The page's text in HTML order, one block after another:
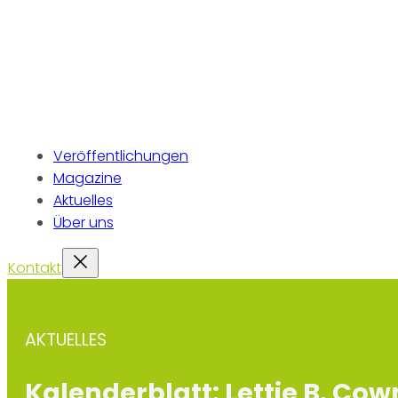
Veröffentlichungen
Magazine
Aktuelles
Über uns
Kontakt
AKTUELLES